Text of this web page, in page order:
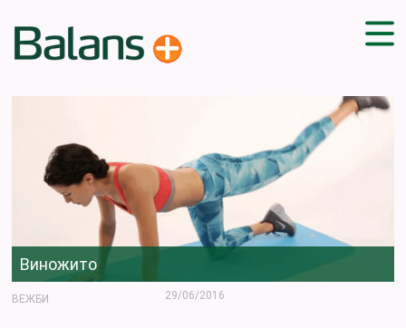
ВЕЖБИ
ПЛАН ЗА ИСХРАНА
ЗДРАВИ РЕЦЕПТИ
БЛОГ
КАМПАЊИ
Виножито
ВЕЖБИ 29/06/2016